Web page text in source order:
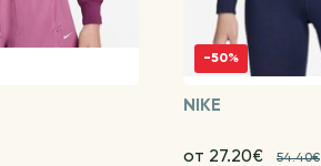
-50%
NIKE
от 27.20€ 54.40€